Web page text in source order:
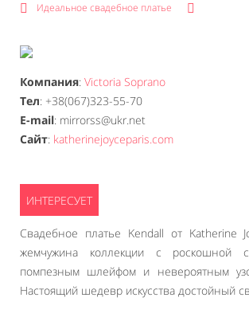
Идеальное свадебное платье
Компания: Victoria Soprano
Тел: +38(067)323-55-70
E-mail: mirrorss@ukr.net
Сайт: katherinejoyceparis.com
Свадебное платье Kendall от Katherine
жемчужина коллекции с роскошной
помпезным шлейфом и невероятным
Настоящий шедевр искусства достойный